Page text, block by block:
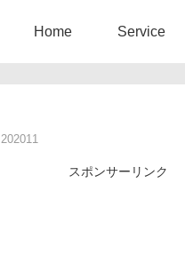
Home Service
202011
スポンサーリンク